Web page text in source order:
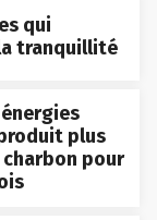
qui
tranquillité
plus
pour